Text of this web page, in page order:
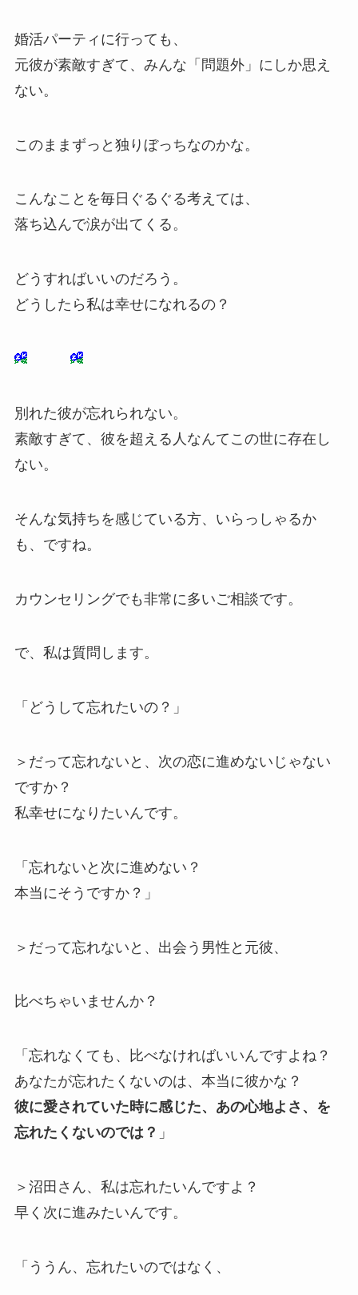
婚活パーティに行っても、
元彼が素敵すぎて、みんな「問題外」にしか思え
ない。
このままずっと独りぼっちなのかな。
こんなことを毎日ぐるぐる考えては、
落ち込んで涙が出てくる。
どうすればいいのだろう。
どうしたら私は幸せになれるの？
別れた彼が忘れられない。
素敵すぎて、彼を超える人なんてこの世に存在し
ない。
そんな気持ちを感じている方、いらっしゃるか
も、ですね。
カウンセリングでも非常に多いご相談です。
で、私は質問します。
「どうして忘れたいの？」
＞だって忘れないと、次の恋に進めないじゃない
ですか？
私幸せになりたいんです。
「忘れないと次に進めない？
本当にそうですか？」
＞だって忘れないと、出会う男性と元彼、
比べちゃいませんか？
「忘れなくても、比べなければいいんですよね？
あなたが忘れたくないのは、本当に彼かな？
彼に愛されていた時に感じた、あの心地よさ、を
忘れたくないのでは？ 」
＞沼田さん、私は忘れたいんですよ？
早く次に進みたいんです。
「ううん、忘れたいのではなく、